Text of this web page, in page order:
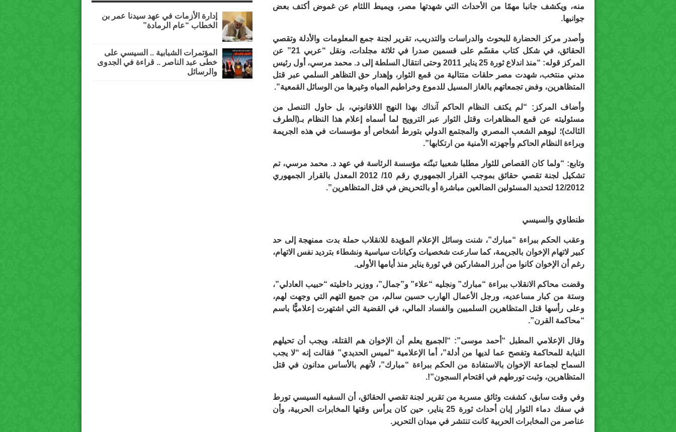
منه، ويكشف جانبا مهمًا من الأحداث التي شهدتها مصر، ويميط اللثام عن غموض أكتف بعض
جوانبها.
وأصدر مركز الحضارة للبحوث والدراسات والتدريب، تقرير لجنة جمع المعلومات والأدلة وتقصي
الحقائق، في شكل كتاب مقسّم على قسمين صدرا في ثلاثة مجلدات، ونقل “عربي 21” عن
المركز قوله: “منذ اندلاع ثورة 25 يناير 2011 وحتى انتقال السلطة إلى د. محمد مرسي، أول رئيس
مدني منتخب، شهدت مصر حلقات متتالية من قمع الثوار، وإهدار حق التظاهر السلمي عبر قتل
المتظاهرين، وفض تجمعاتهم بالغاز المسيل للدموع وخراطيم المياه وغيرها من الوسائل القمعية”.
وأضاف المركز: “لم يكتف النظام الحاكم آنذاك بهذا النهج اللاقانوني، بل حاول التنصل من
مسئوليته عن قمع المظاهرات وقتل الثوار عبر الترويج لما أسماه إعلام هذا النظام بـ(الطرف
الثالث)؛ ليوهم الشعب المصري والمجتمع الدولي بتورط أشخاص أو مؤسسات في هذه الجريمة
وبراءة النظام الحاكم وأجهزته الأمنية من ارتكابها”.
وتابع: “ولما كان القصاص للثوار مطلبا شعبيا تبنّته مؤسسة الرئاسة في عهد د. محمد مرسي، تم
تشكيل لجنة تقصي حقائق بموجب القرار الجمهوري رقم 10/ 2012 المعدل بالقرار الجمهوري
12/2012 لتحديد المسئولين الضالعين مباشرة أو بالتحريض في قتل المتظاهرين”.
طنطاوي والسيسي
وعقب الحكم ببراءة “مبارك”، شنت وسائل الإعلام المؤيدة للانقلاب حملة بدت ممنهجة إلى حد
كبير لاتهام الإخوان بالجريمة، كما سارعت شخصيات وكيانات سياسية ونشطاء بترديد نفس الاتهام،
رغم أن الإخوان كانوا من أبرز المشاركين في ثورة يناير منذ أيامها الأولى.
وقضت محاكم الانقلاب ببراءة “مبارك” ونجليه “علاء” و”جمال”، ووزير داخليته “حبيب العادلي”،
وستة من كبار مساعديه، ورجل الأعمال الهارب حسين سالم، من جميع التهم التي وجهت لهم،
وعلى رأسها قتل المتظاهرين السلميين والفساد المالي، في القضية التي اشتهرت إعلاميًّا باسم
“محاكمة القرن”.
وقال الإعلامي المطبل “أحمد موسى”: “الجميع يعلم أن الإخوان هم القتلة، ويجب أن تحيلهم
النيابة للمحاكمة وتفصح عما لديها من أدلة”، أما الإعلامية “لميس الحديدي” فقالت إنه “لا يجب
السماح لجماعة الإخوان بالاستفادة من الحكم ببراءة “مبارك”، لأنهم بالأساس مدانون في قتل
المتظاهرين، وثبت تورطهم في اقتحام السجون”!.
وفي وقت سابق، كشفت وثائق مسربة من تقرير لجنة تقصي الحقائق، أن السفيه السيسي تورط
في سفك دماء الثوار إبان أحداث ثورة 25 يناير، حين كان يرأس وقتها المخابرات الحربية، وأن
عناصر من المخابرات الحربية كانت تنتشر في ميدان التحرير.
إدارة الأزمات في عهد سيدنا عمر بن
الخطاب “عام الرمادة”
المؤتمرات الشبابية .. السيسي على
خطى عبد الناصر .. قراءة في الجدوى
والرسائل